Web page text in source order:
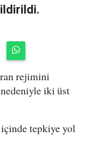
rejimini
iki üst
tepkiye yol